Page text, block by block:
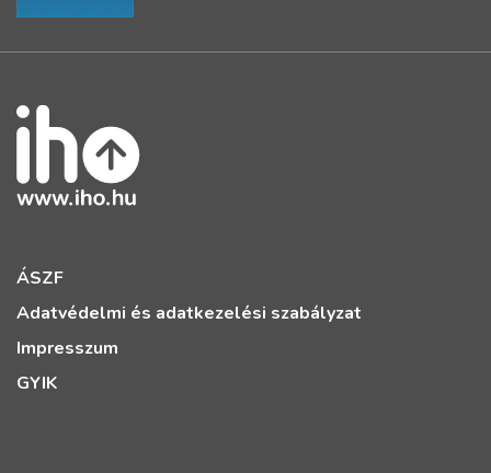
ÁSZF
Adatvédelmi és adatkezelési szabályzat
Impresszum
GYIK